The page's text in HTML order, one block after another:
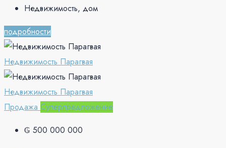
Недвижимость, дом
подробности
Недвижимость Парагвая
Недвижимость Парагвая
Продажа Суперпредложение
₲ 500 000 000